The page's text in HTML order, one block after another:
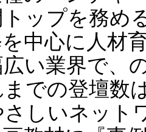
ップを務め
中心に人材
い業界で、
までの登壇数
しいネット